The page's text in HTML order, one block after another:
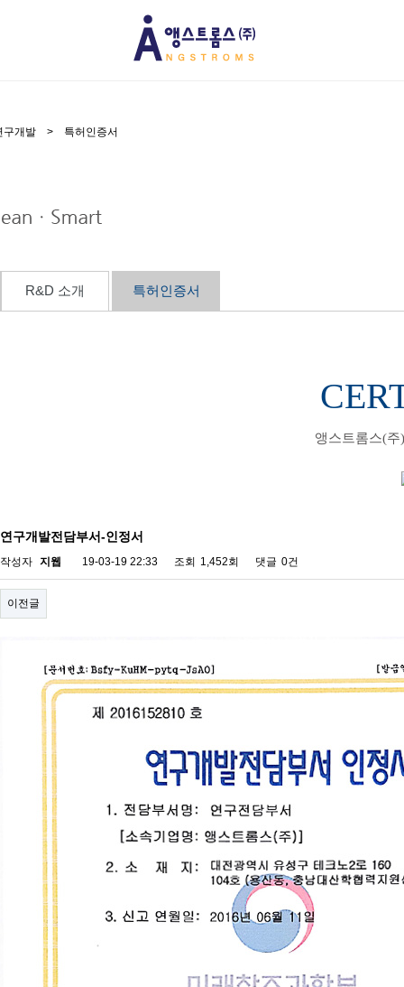
구개발 > 특허인증서
R&D 소개 특허인증서
앵스트롬스(
연구개발전담부서-인정서
작성자 지웹 19-03-19 22:33 조회 1,452회 댓글 0건
이전글